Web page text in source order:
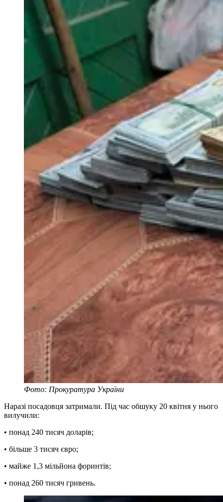
Фото: Прокуратура України
Наразі посадовця затримали. Під час обшуку 20 квітня у нього
вилучили:
• понад 240 тисяч доларів;
• більше 3 тисяч євро;
• майже 1,3 мільйона форинтів;
• понад 260 тисяч гривень.